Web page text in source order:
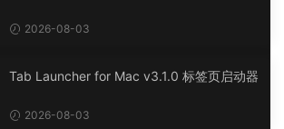
2026-08-03
Tab Launcher for Mac v3.1.0 标签页启动器
2026-08-03